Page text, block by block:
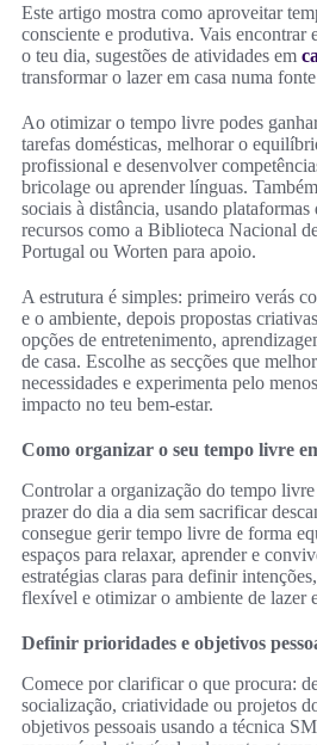
Este artigo mostra como aproveitar
consciente e produtiva. Vais encontrar
o teu dia, sugestões de atividades em
transformar o lazer em casa numa
Ao otimizar o tempo livre podes
tarefas domésticas, melhorar o
profissional e desenvolver
bricolage ou aprender línguas.
sociais à distância, usando
recursos como a Biblioteca Nacional
Portugal ou Worten para apoio.
A estrutura é simples: primeiro verás
e o ambiente, depois propostas
opções de entretenimento,
de casa. Escolhe as secções que
necessidades e experimenta pelo
impacto no teu bem‑estar.
Como organizar o seu tempo livre
Controlar a organização do tempo
prazer do dia a dia sem sacrificar
consegue gerir tempo livre de forma
espaços para relaxar, aprender e
estratégias claras para definir
flexível e otimizar o ambiente de lazer
Definir prioridades e objetivos
Comece por clarificar o que procura:
socialização, criatividade ou projetos
objetivos pessoais usando a técnica